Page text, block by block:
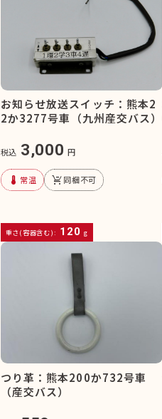
お知らせ放送スイッチ：熊本2
2か3277号車（九州産交バス）
税込 3,000 円
device_thermostat 常温 remove_shopping_cart同梱不可
重さ(容器含む): 120 g
つり革：熊本200か732号車
（産交バス）